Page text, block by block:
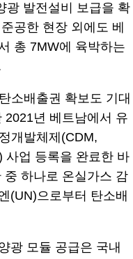
광 발전설비 보급을 확
공한 현장 외에도 베
총 7MW에 육박하는
소배출권 확보도 기대
년 베트남에서 유
개발체제(CDM,
사업 등록을 완료한 바
하나로 온실가스 감
(UN)으로부터 탄소배
광 모듈 공급은 국내